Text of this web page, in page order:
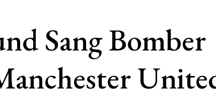
Sang Bomber